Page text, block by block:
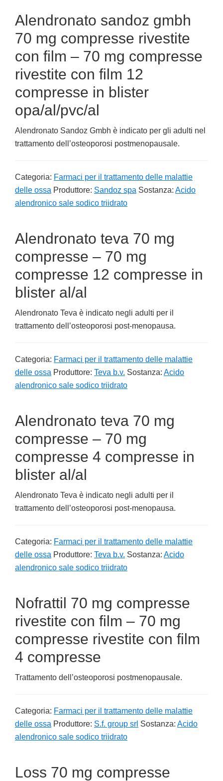
Alendronato sandoz gmbh
70 mg compresse rivestite
con film – 70 mg compresse
rivestite con film 12
compresse in blister
opa/al/pvc/al
Alendronato Sandoz Gmbh è indicato per gli adulti nel
trattamento dell’osteoporosi postmenopausale.
Categoria: Farmaci per il trattamento delle malattie
delle ossa Produttore: Sandoz spa Sostanza: Acido
alendronico sale sodico triidrato
Alendronato teva 70 mg
compresse – 70 mg
compresse 12 compresse in
blister al/al
Alendronato Teva è indicato negli adulti per il
trattamento dell’osteoporosi post-menopausa.
Categoria: Farmaci per il trattamento delle malattie
delle ossa Produttore: Teva b.v. Sostanza: Acido
alendronico sale sodico triidrato
Alendronato teva 70 mg
compresse – 70 mg
compresse 4 compresse in
blister al/al
Alendronato Teva è indicato negli adulti per il
trattamento dell’osteoporosi post-menopausa.
Categoria: Farmaci per il trattamento delle malattie
delle ossa Produttore: Teva b.v. Sostanza: Acido
alendronico sale sodico triidrato
Nofrattil 70 mg compresse
rivestite con film – 70 mg
compresse rivestite con film
4 compresse
Trattamento dell’osteoporosi postmenopausale.
Categoria: Farmaci per il trattamento delle malattie
delle ossa Produttore: S.f. group srl Sostanza: Acido
alendronico sale sodico triidrato
Loss 70 mg compresse